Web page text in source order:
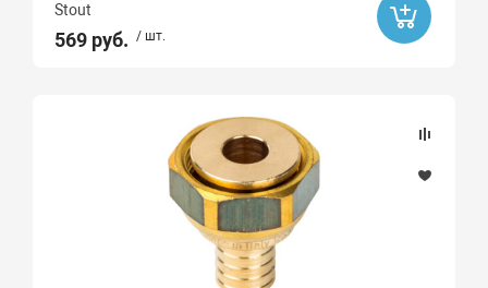
Stout
569 руб. / шт.